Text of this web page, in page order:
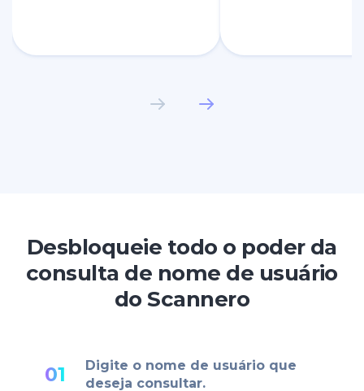
Desbloqueie todo o poder da
consulta de nome de usuário
do Scannero
01
Digite o nome de usuário que
deseja consultar.